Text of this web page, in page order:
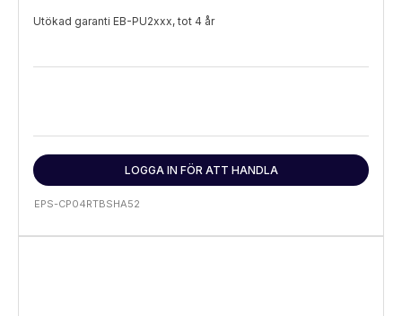
Utökad garanti EB-PU2xxx, tot 4 år
LOGGA IN FÖR ATT HANDLA
EPS-CP04RTBSHA52